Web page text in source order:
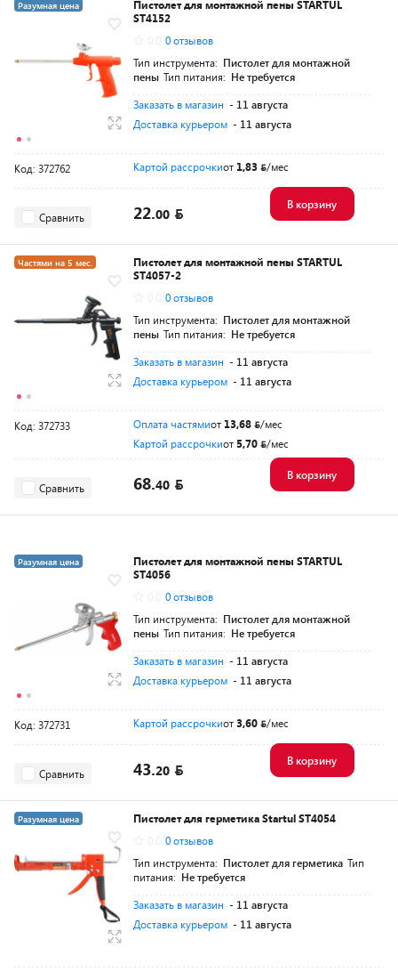
Разумная цена
Пистолет для монтажной пены STARTUL
ST4152
0 отзывов
Тип инструмента: Пистолет для монтажной
пены Тип питания: Не требуется
Заказать в магазин - 11 августа
Доставка курьером - 11 августа
Код: 372762 Картой рассрочкиот 1,83 /мес
Сравнить 22.00
В корзину
Частями на 5 мес.
Пистолет для монтажной пены STARTUL
ST4057-2
0 отзывов
Тип инструмента: Пистолет для монтажной
пены Тип питания: Не требуется
Заказать в магазин - 11 августа
Доставка курьером - 11 августа
Код: 372733 Оплата частямиот 13,68
/мес
Картой рассрочкиот 5,70 /мес
Сравнить 68.40
В корзину
Разумная цена
Пистолет для монтажной пены STARTUL
ST4056
0 отзывов
Тип инструмента: Пистолет для монтажной
пены Тип питания: Не требуется
Заказать в магазин - 11 августа
Доставка курьером - 11 августа
Код: 372731 Картой рассрочкиот3,60 /мес
Сравнить 43.20
В корзину
Разумная цена
Пистолет для герметика Startul ST4054
0 отзывов
Тип инструмента: Пистолет для герметика Тип
питания: Не требуется
Заказать в магазин - 11 августа
Доставка курьером - 11 августа